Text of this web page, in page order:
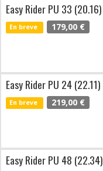
Easy Rider PU 33 (20.16)
En breve 179,00 €
Easy Rider PU 24 (22.11)
En breve 219,00 €
Easy Rider PU 48 (22.34)